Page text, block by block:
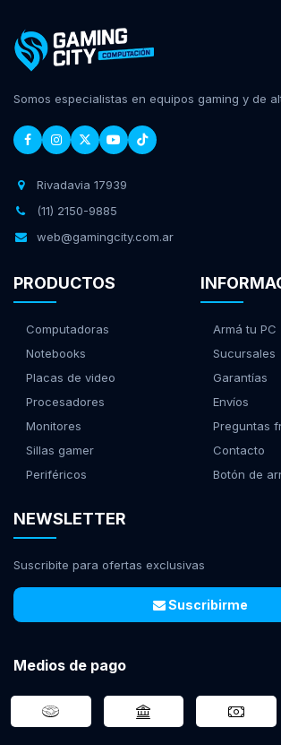
Somos especialistas en equipos gaming y de
Rivadavia 17939
(11) 2150-9885
web@gamingcity.com.ar
PRODUCTOS
Computadoras
Notebooks
Placas de video
Procesadores
Monitores
Sillas gamer
Periféricos
Armá tu PC
Sucursales
Garantías
Envíos
Preguntas
Contacto
Botón de
NEWSLETTER
Suscribite para ofertas exclusivas
Suscribirme
Medios de pago